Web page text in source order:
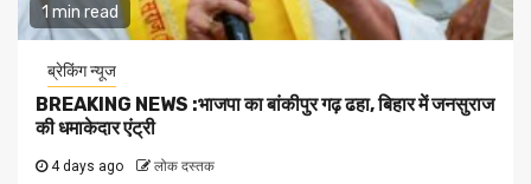
1 min read
ब्रेकिंग न्यूज
BREAKING NEWS :भाजपा का बांकीपुर गढ़ ढहा, बिहार में जनसुराज
की धमाकेदार एंट्री
4 days ago लोक दस्तक